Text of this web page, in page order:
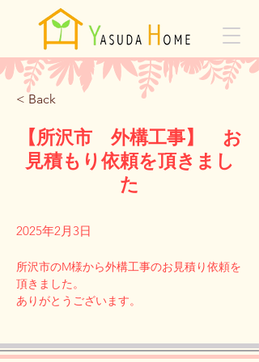
< Back
【所沢市 外構工事】 お
見積もり依頼を頂きまし
た
2025年2月3日
Previous
所沢市のM様から外構工事のお見積り依頼を
頂きました。
ありがとうございます。